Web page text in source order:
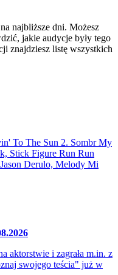
najbliższe dni. Możesz
jakie audycje były tego
znajdziesz listę wszystkich
To The Sun 2. Sombr My
Stick Figure Run Run
Derulo, Melody Mi
aktorstwie i zagrała m.in. z
swojego teścia" już w